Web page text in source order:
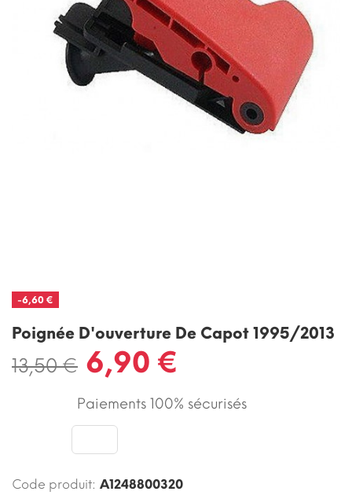
-6,60 €
Poignée D'ouverture De Capot 1995/2013
13,50 € 6,90 €
Paiements 100% sécurisés
Code produit: A1248800320